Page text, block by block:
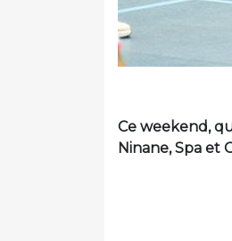
Ce weekend,
Ninane, Spa et